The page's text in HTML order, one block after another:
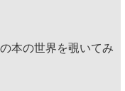
本の世界を覗いてみ